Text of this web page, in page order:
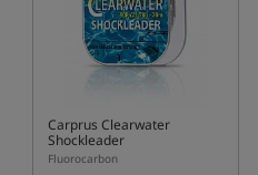
Carprus Clearwater
Shockleader
Fluorocarbon